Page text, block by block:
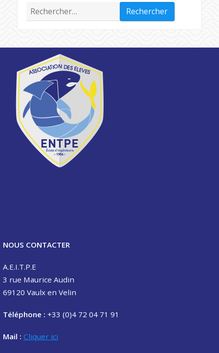
Rechercher :
NOUS CONTACTER
A.E.I.T.P.E
3 rue Maurice Audin
69120 Vaulx en Velin
Téléphone : +33 (0)4 72 04 71 91
Mail : Cliquer ici